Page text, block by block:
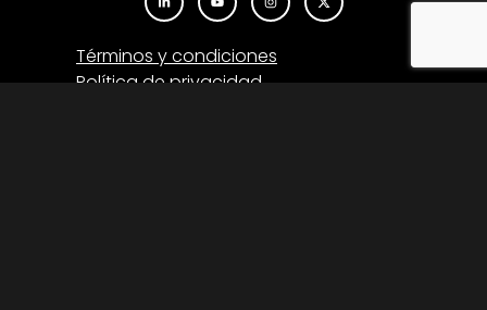
Términos y condiciones
Política de privacidad